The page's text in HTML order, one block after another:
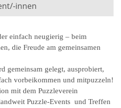
innen
einfach neugierig – beim
die Freude am gemeinsamen
gemeinsam gelegt, ausprobiert,
vorbeikommen und mitpuzzeln!
mit dem Puzzleverein
Puzzle-Events und Treffen